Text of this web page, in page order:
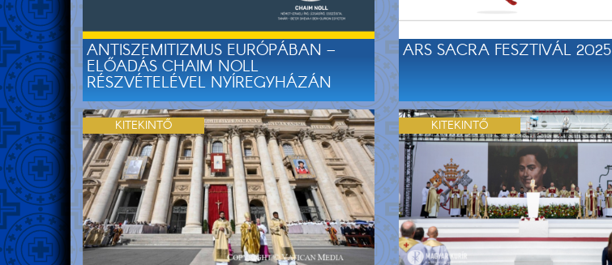
ANTISZEMITIZMUS EURÓPÁBAN –
ELŐADÁS CHAIM NOLL
RÉSZVÉTELÉVEL NYÍREGYHÁZÁN
ARS SACRA FESZTIVÁL 2025
KITEKINTŐ KITEKINTŐ